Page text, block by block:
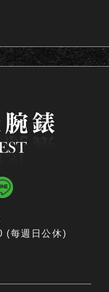
(每週日公休)